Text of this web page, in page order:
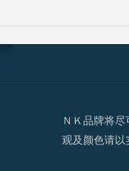
ＮＫ品牌将
观及颜色请以